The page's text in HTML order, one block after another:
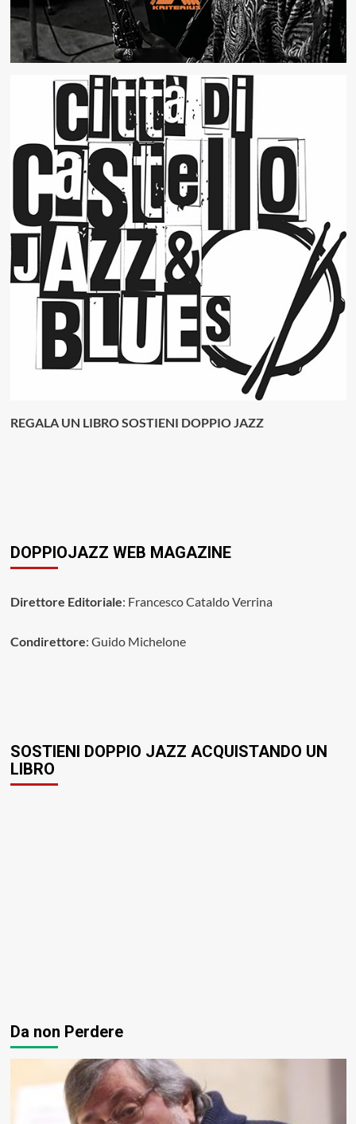
REGALA UN LIBRO SOSTIENI DOPPIO JAZZ
DOPPIOJAZZ WEB MAGAZINE
Direttore Editoriale: Francesco Cataldo Verrina
Condirettore: Guido Michelone
SOSTIENI DOPPIO JAZZ ACQUISTANDO UN
LIBRO
Da non Perdere